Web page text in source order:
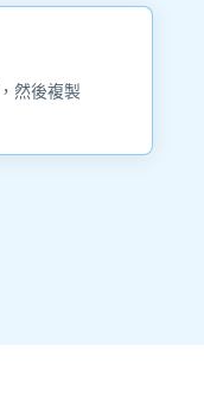
然後複製